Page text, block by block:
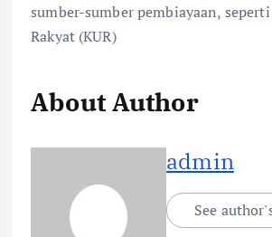
sumber-sumber pembiayaan,
Rakyat (KUR)
About Author
admin
See